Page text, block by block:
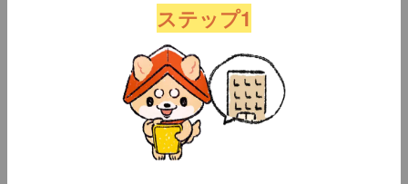
ステップ1